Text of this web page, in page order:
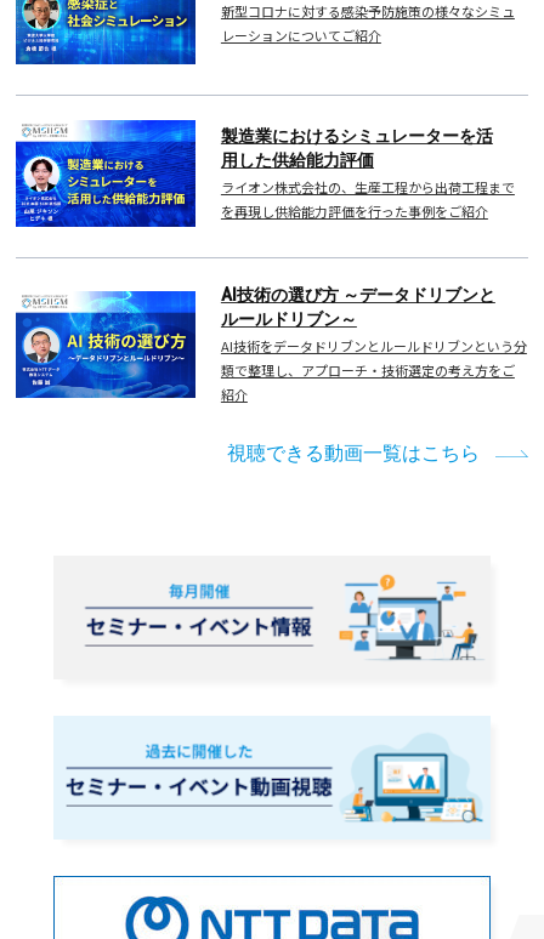
新型コロナに対する感染予防施策の様々なシミュ
レーションについてご紹介
製造業におけるシミュレーターを活
用した供給能力評価
ライオン株式会社の、生産工程から出荷工程まで
を再現し供給能力評価を行った事例をご紹介
AI技術の選び方 ～データドリブンと
ルールドリブン～
AI技術をデータドリブンとルールドリブンという分
類で整理し、アプローチ・技術選定の考え方をご
紹介
視聴できる動画一覧はこちら